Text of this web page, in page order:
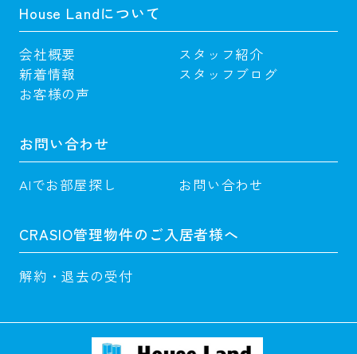
House Landについて
会社概要
スタッフ紹介
新着情報
スタッフブログ
お客様の声
お問い合わせ
AIでお部屋探し お問い合わせ
CRASIO管理物件のご入居者様へ
解約・退去の受付